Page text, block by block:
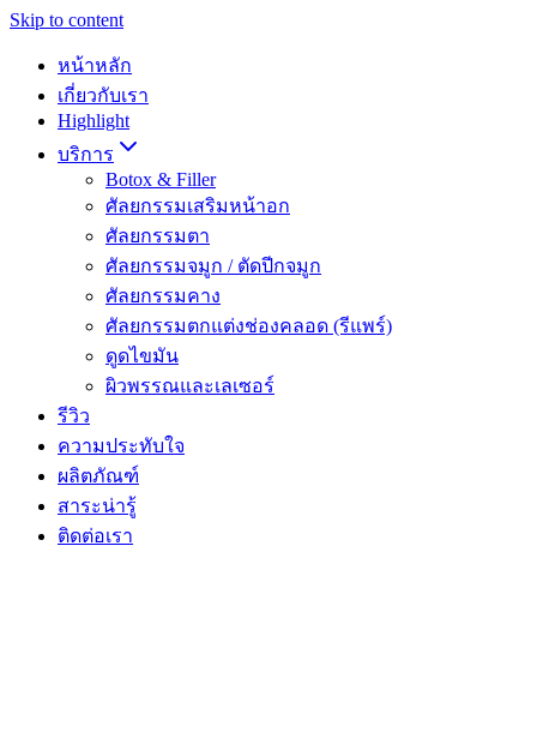
Skip to content
หน้าหลัก
เกี่ยวกับเรา
Highlight
บริการ
Botox & Filler
ศัลยกรรมเสริมหน้าอก
ศัลยกรรมตา
ศัลยกรรมจมูก / ตัดปีกจมูก
ศัลยกรรมคาง
ศัลยกรรมตกแต่งช่องคลอด (รีแพร์)
ดูดไขมัน
ผิวพรรณและเลเซอร์
รีวิว
ความประทับใจ
ผลิตภัณฑ์
สาระน่ารู้
ติดต่อเรา